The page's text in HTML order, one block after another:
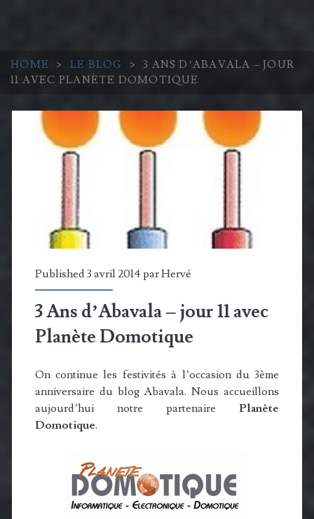
HOME > LE BLOG >
3 ANS D’ABAVALA – JOUR
11 AVEC PLANÈTE DOMOTIQUE
Published 3 avril 2014 parHervé
3 Ans d’Abavala – jour 11 avec
Planète Domotique
On continue les festivités à l’occasion du 3ème
anniversaire du blog Abavala. Nous accueillons
aujourd’hui notre partenairePlanète
Domotique.